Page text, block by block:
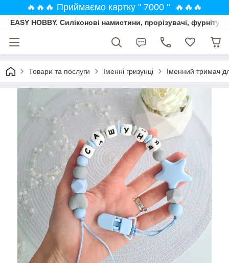
🔥🔥🔥 Приймаємо картку " 7000 " 🔥🔥🔥
EASY HOBBY. Силіконові намистини, прорізувачі,
Товари та послуги Іменні гризунці Іменний тримач